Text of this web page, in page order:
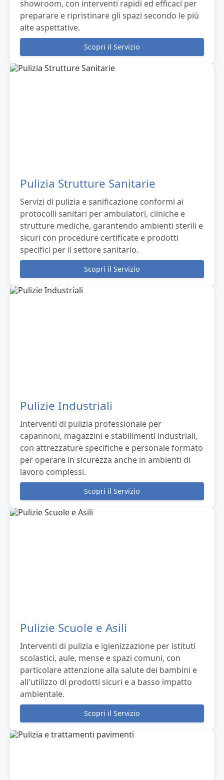
showroom, con interventi rapidi ed efficaci per
preparare e ripristinare gli spazi secondo le più
alte aspettative.
Scopri il Servizio
Pulizia Strutture Sanitarie
Servizi di pulizia e sanificazione conformi ai
protocolli sanitari per ambulatori, cliniche e
strutture mediche, garantendo ambienti sterili e
sicuri con procedure certificate e prodotti
specifici per il settore sanitario.
Scopri il Servizio
Pulizie Industriali
Interventi di pulizia professionale per
capannoni, magazzini e stabilimenti industriali,
con attrezzature specifiche e personale formato
per operare in sicurezza anche in ambienti di
lavoro complessi.
Scopri il Servizio
Pulizie Scuole e Asili
Interventi di pulizia e igienizzazione per istituti
scolastici, aule, mense e spazi comuni, con
particolare attenzione alla salute dei bambini e
all'utilizzo di prodotti sicuri e a basso impatto
ambientale.
Scopri il Servizio